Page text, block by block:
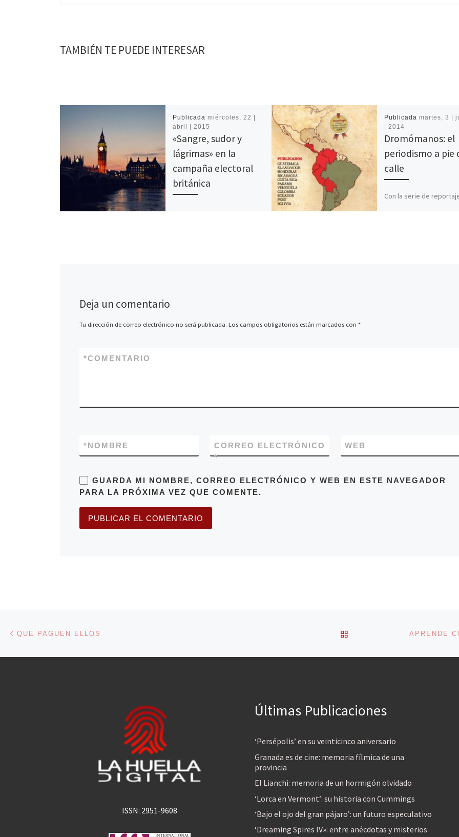
TAMBIÉN TE PUEDE INTERESAR
Publicadamiércoles, 22 |
abril | 2015
«Sangre, sudor y
lágrimas» en la
campaña electoral
británica
Publicada martes, 3 |
| 2014
Dromómanos: el
periodismo a pie
calle
Con la serie de
Narcotráfico en el
Deja un comentario
Tu dirección de correo electrónico no será publicada. Los campos obligatorios están marcados con *
COMENTARIO
*
NOMBRE
*
CORREO ELECTRÓNICO
*
WEB
GUARDA MI NOMBRE, CORREO ELECTRÓNICO Y WEB EN ESTE NAVEGADOR
PARA LA PRÓXIMA VEZ QUE COMENTE.
Navegación de entradas
QUE PAGUEN ELLOS VOLVER A LA LISTA DE
ISSN: 2951-9608
Últimas Publicaciones
‘Persépolis’ en su veinticinco aniversario
Granada es de cine: memoria fílmica de una
provincia
El Lianchi: memoria de un hormigón olvidado
‘Lorca en Vermont’: su historia con Cummings
‘Bajo el ojo del gran pájaro’: un futuro especulativo
‘Dreaming Spires IV»: entre anécdotas y misterios